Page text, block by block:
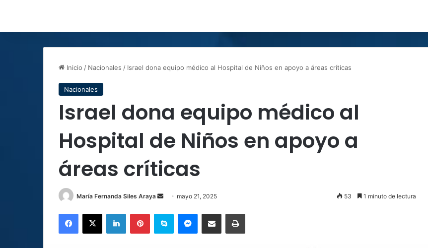
Inicio / Nacionales / Israel dona equipo médico al Hospital de Niños en apoyo a áreas críticas
Nacionales
Israel dona equipo médico al
Hospital de Niños en apoyo a
áreas críticas
María Fernanda Siles Araya
Send
email
mayo 21, 2025 53 1 minuto de lectura
Facebook
X LinkedInPinterestSkype MessengerCompartir por correo electrónicoImprimir